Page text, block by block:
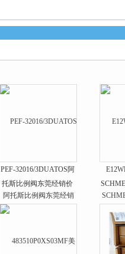
PEF-32016/3DUATOS阿
托斯比例阀东莞经销价
格好